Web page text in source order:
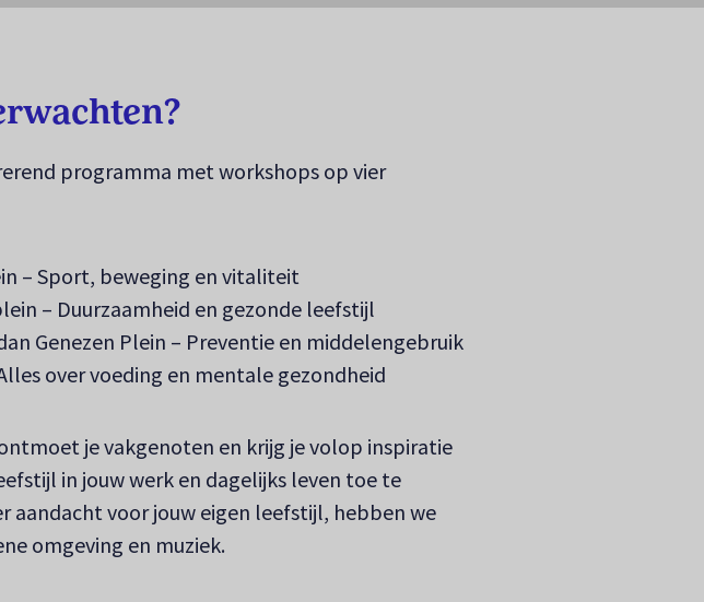
programma met workshops op vier
– Sport, beweging en vitaliteit
– Duurzaamheid en gezonde leefstijl
Genezen Plein – Preventie en middelengebruik
over voeding en mentale gezondheid
je vakgenoten en krijg je volop inspiratie
in jouw werk en dagelijks leven toe te
aandacht voor jouw eigen leefstijl, hebben we
omgeving en muziek.